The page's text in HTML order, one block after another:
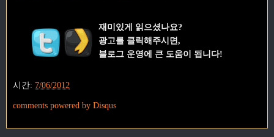
재미있게 읽으셨나요?
광고를 클릭해주시면,
블로그 운영에 큰 도움이 됩니다!
시간: 7/06/2012
comments powered by Disqus